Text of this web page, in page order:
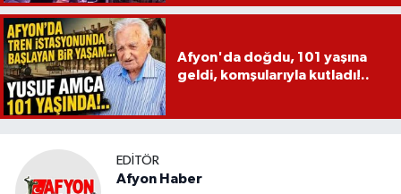
Afyon'da doğdu, 101 yaşına
geldi, komşularıyla kutladı!..
EDITÖR
Afyon Haber